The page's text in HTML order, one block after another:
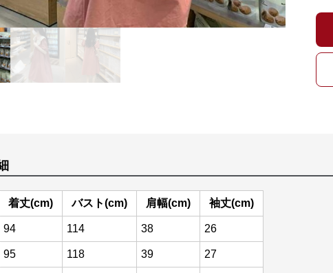
着丈(cm) バスト(cm) 肩幅(cm) 袖丈(cm)
94 114 38 26
95 118 39 27